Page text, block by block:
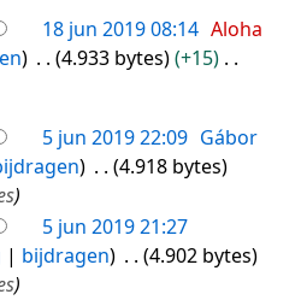
18 jun 2019 08:14 Aloha
4.933 bytes
+15
5 jun 2019 22:09 Gábor
4.918 bytes
5 jun 2019 21:27
bijdragen
4.902 bytes